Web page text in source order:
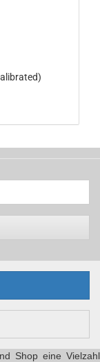
Shop eine Vielzahl